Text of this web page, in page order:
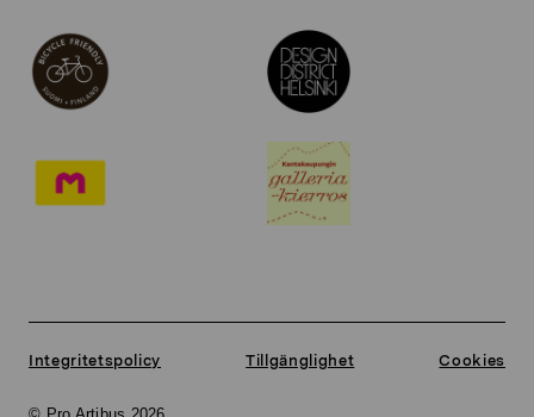
Integritetspolicy Tillgänglighet Cookies